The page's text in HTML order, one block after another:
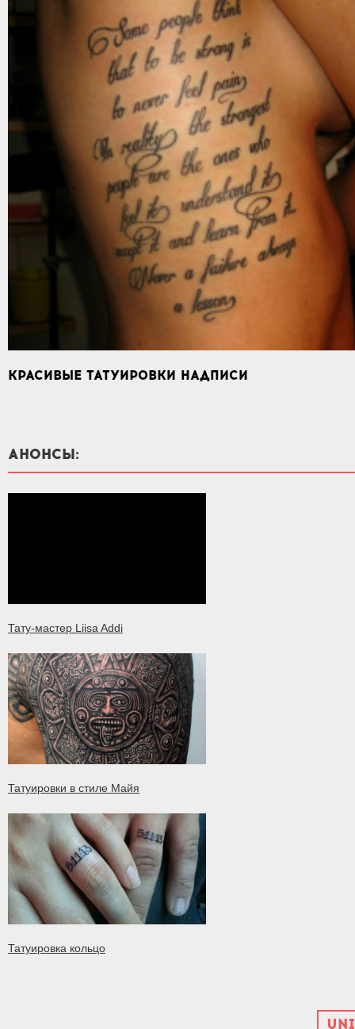
КРАСИВЫЕ ТАТУИРОВКИ НАДПИСИ
АНОНСЫ:
Тату-мастер Liisa Addi
Татуировки в стиле Майя
Татуировка кольцо